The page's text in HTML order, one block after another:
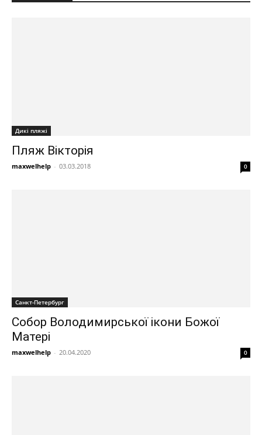
Дикі пляжі
Пляж Вікторія
maxwelhelp - 03.03.2018 0
Санкт-Петербург
Собор Володимирської ікони Божої
Матері
maxwelhelp - 20.04.2020 0